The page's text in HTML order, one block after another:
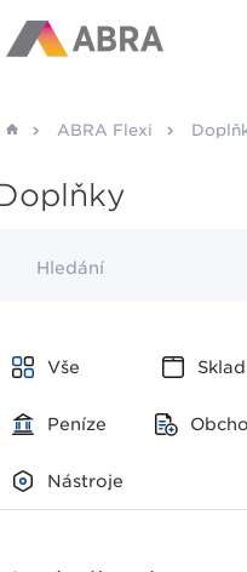
ABRA Flexi
Hledání
Vše
Peníze
Nástroje